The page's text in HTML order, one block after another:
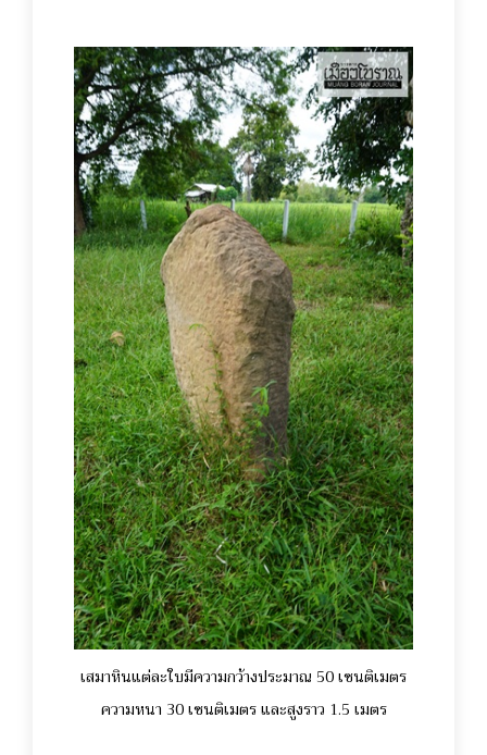
เสมาหินแต่ละใบมีความกว้างประมาณ 50 เซนติเมตร
ความหนา 30 เซนติเมตร และสูงราว 1.5 เมตร